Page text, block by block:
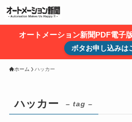
オートメーション新聞PDF電子
ボタお申し込みは
ホーム ハッカー
ハッカー – tag –